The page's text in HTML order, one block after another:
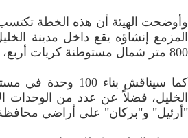
وأوضحت الهيئة أن هذه الخطة
المزمع إنشاؤه يقع داخل مدينة
800 متر شمال مستوطنة كريات أربع، ومنفصل عنها جغرافياً.
كما سيناقش بناء
الخليل، فضلاً عن عدد من الوحدات
"أرئيل" و"بركان" على أراضي